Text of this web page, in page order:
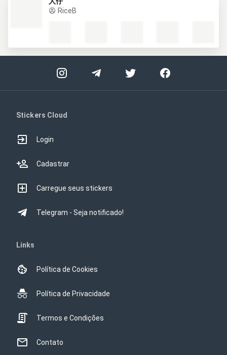
RiceB
Stickers Cloud
Login
Cadastrar
Carregue seus stickers
Telegram - Seja notificado!
Links
Política de Cookies
Política de Privacidade
Termos e Condições
Contato